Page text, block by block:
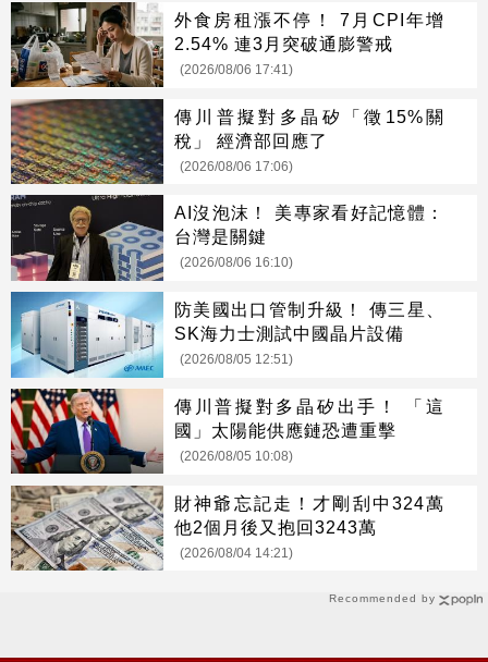
Recommended by
外食房租漲不停！ 7月CPI年增
2.54% 連3月突破通膨警戒
(2026/08/06 17:41)
傳川普擬對多晶矽「徵15%關
稅」 經濟部回應了
(2026/08/06 17:06)
AI沒泡沫！ 美專家看好記憶體：
台灣是關鍵
(2026/08/06 16:10)
防美國出口管制升級！ 傳三星、
SK海力士測試中國晶片設備
(2026/08/05 12:51)
傳川普擬對多晶矽出手！ 「這
國」太陽能供應鏈恐遭重擊
(2026/08/05 10:08)
財神爺忘記走！才剛刮中324萬
他2個月後又抱回3243萬
(2026/08/04 14:21)